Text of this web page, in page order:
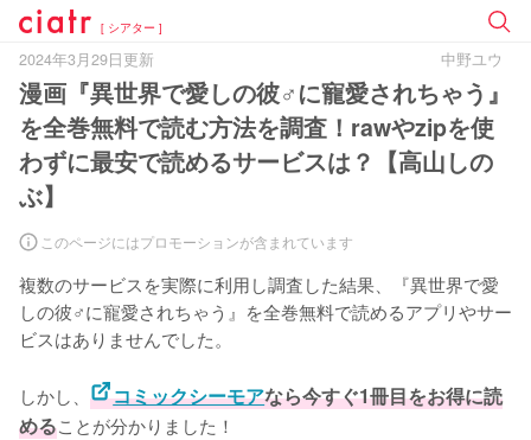
[ シアター ]
2024年3月29日更新 中野ユウ
漫画『異世界で愛しの彼♂に寵愛されちゃう』
を全巻無料で読む方法を調査！rawやzipを使
わずに最安で読めるサービスは？【高山しの
ぶ】
このページにはプロモーションが含まれています
複数のサービスを実際に利用し調査した結果、『異世界で愛
しの彼♂に寵愛されちゃう』を全巻無料で読めるアプリやサー
ビスはありませんでした。
しかし、 コミックシーモアなら今すぐ1冊目をお得に読
めることが分かりました！